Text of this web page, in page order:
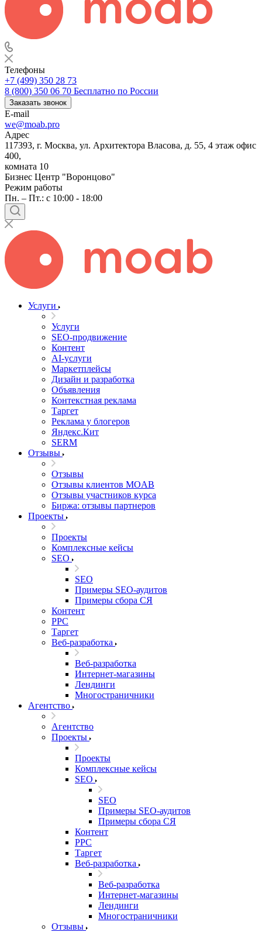
Телефоны
+7 (499) 350 28 73
8 (800) 350 06 70 Бесплатно по России
Заказать звонок
E-mail
we@moab.pro
Адрес
117393, г. Москва, ул. Архитектора Власова, д. 55, 4 этаж офис
400,
комната 10
Бизнес Центр "Воронцово"
Режим работы
Пн. – Пт.: с 10:00 - 18:00
Услуги
Услуги
SEO-продвижение
Контент
AI-услуги
Маркетплейсы
Дизайн и разработка
Объявления
Контекстная реклама
Таргет
Реклама у блогеров
Яндекс.Кит
SERM
Отзывы
Отзывы
Отзывы клиентов MOAB
Отзывы участников курса
Биржа: отзывы партнеров
Проекты
Проекты
Комплексные кейсы
SEO
SEO
Примеры SEO-аудитов
Примеры сбора СЯ
Контент
PPC
Таргет
Веб-разработка
Веб-разработка
Интернет-магазины
Лендинги
Многостраничники
Агентство
Агентство
Проекты
Проекты
Комплексные кейсы
SEO
SEO
Примеры SEO-аудитов
Примеры сбора СЯ
Контент
PPC
Таргет
Веб-разработка
Веб-разработка
Интернет-магазины
Лендинги
Многостраничники
Отзывы